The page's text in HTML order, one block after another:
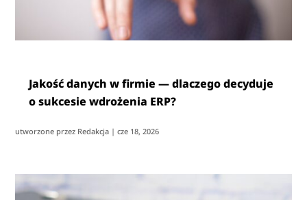
Jakość danych w firmie — dlaczego decyduje
o sukcesie wdrożenia ERP?
utworzone przez Redakcja |cze 18, 2026